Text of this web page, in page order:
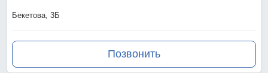
Бекетова, 3Б
Позвонить